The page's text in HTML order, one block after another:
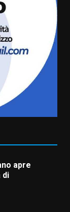
di arma
molla e
per
apre
di